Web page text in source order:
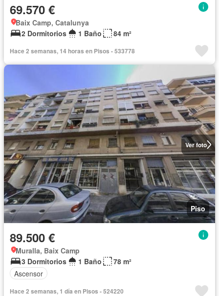
69.570 €
Baix Camp, Catalunya
2 Dormitorios
1 Baño 84 m²
Hace 2 semanas, 14 horas en Pisos - 533778
Ver foto
Piso
89.500 €
Muralla, Baix Camp
3 Dormitorios
1 Baño
78 m²
Ascensor
Hace 2 semanas, 1 día en Pisos - 524220